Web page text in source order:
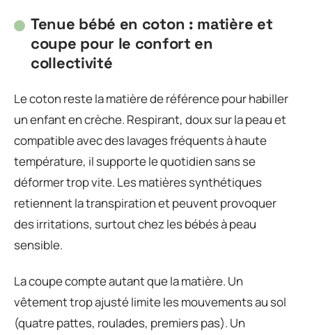
Tenue bébé en coton : matière et
coupe pour le confort en
collectivité
Le coton reste la matière de référence pour habiller
un enfant en crèche. Respirant, doux sur la peau et
compatible avec des lavages fréquents à haute
température, il supporte le quotidien sans se
déformer trop vite. Les matières synthétiques
retiennent la transpiration et peuvent provoquer
des irritations, surtout chez les bébés à peau
sensible.
La coupe compte autant que la matière. Un
vêtement trop ajusté limite les mouvements au sol
(quatre pattes, roulades, premiers pas). Un